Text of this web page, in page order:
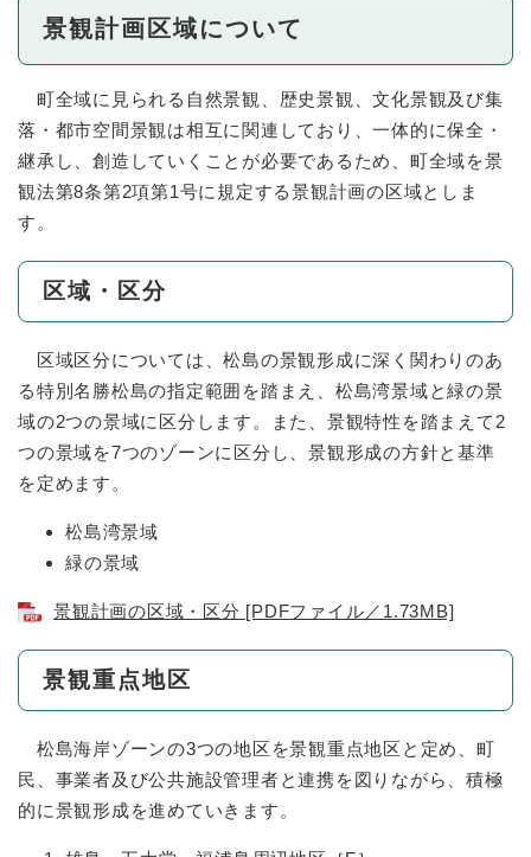
景観計画区域について
町全域に見られる自然景観、歴史景観、文化景観及び集
落・都市空間景観は相互に関連しており、一体的に保全・
継承し、創造していくことが必要であるため、町全域を景
観法第8条第2項第1号に規定する景観計画の区域としま
す。
区域・区分
区域区分については、松島の景観形成に深く関わりのあ
る特別名勝松島の指定範囲を踏まえ、松島湾景域と緑の景
域の2つの景域に区分します。また、景観特性を踏まえて2
つの景域を7つのゾーンに区分し、景観形成の方針と基準
を定めます。
松島湾景域
緑の景域
景観計画の区域・区分 [PDFファイル／1.73MB]
景観重点地区
松島海岸ゾーンの3つの地区を景観重点地区と定め、町
民、事業者及び公共施設管理者と連携を図りながら、積極
的に景観形成を進めていきます。